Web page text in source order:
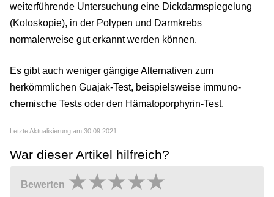
weiterführende Untersuchung eine Dickdarmspiegelung
(Koloskopie), in der Polypen und Darmkrebs
normalerweise gut erkannt werden können.
Es gibt auch weniger gängige Alternativen zum
herkömmlichen Guajak-Test, beispielsweise immuno-
chemische Tests oder den Hämatoporphyrin-Test.
Letzte Aktualisierung am 30.09.2021.
War dieser Artikel hilfreich?
Bewerten